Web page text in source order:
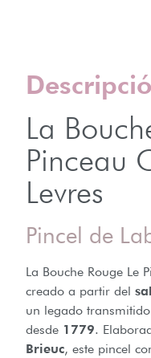
La
Pinceau
Levres
Pincel de
La Bouche Rouge Le
creado a partir del
un legado
desde 1779.
Brieuc, este pincel